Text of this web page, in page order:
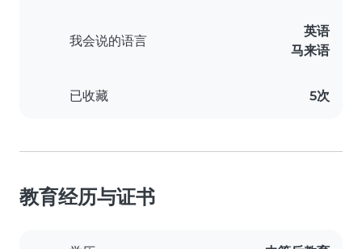
我会说的语言
英语
马来语
已收藏 5次
教育经历与证书